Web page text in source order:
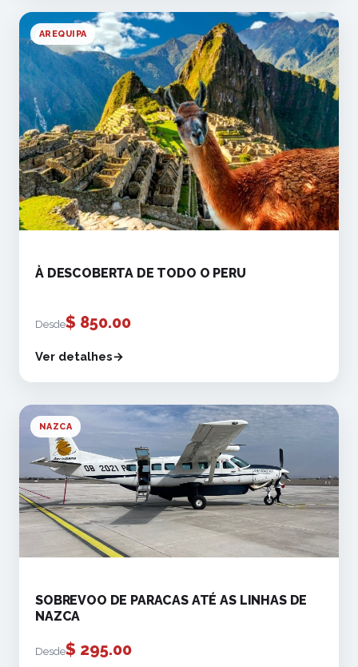
AREQUIPA
À DESCOBERTA DE TODO O PERU
Desde$ 850.00
Ver detalhes
NAZCA
SOBREVOO DE PARACAS ATÉ AS LINHAS DE
NAZCA
Desde$ 295.00